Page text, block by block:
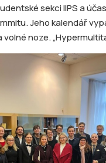
sekci IIPS a
Jeho kalendář
volné noze.